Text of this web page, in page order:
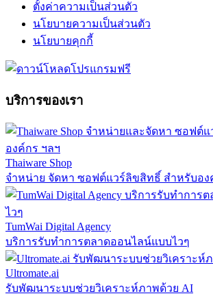
ตั้งค่าความเป็นส่วนตัว
นโยบายความเป็นส่วนตัว
นโยบายคุกกี้
บริการของเรา
Thaiware Shop
จำหน่าย จัดหา ซอฟต์แวร์ลิขสิทธิ์ สำหรับอง
TumWai Digital Agency
บริการรับทำการตลาดออนไลน์แบบไวๆ
Ultromate.ai
รับพัฒนาระบบช่วยวิเคราะห์ภาพด้วย AI